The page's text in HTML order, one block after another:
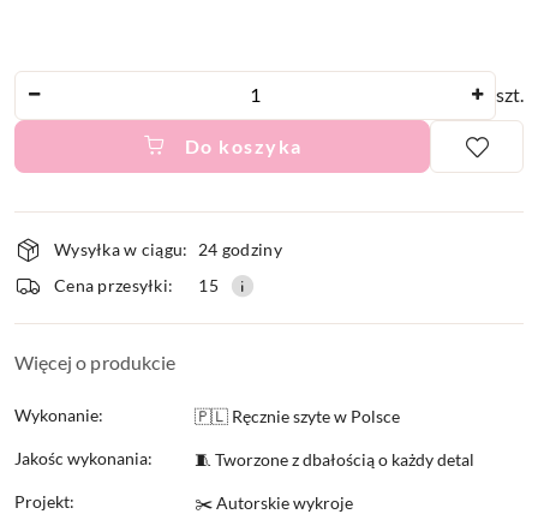
szt.
Do koszyka
i
dostawa
Wysyłka w ciągu:
24 godziny
Cena przesyłki:
15
Więcej o produkcie
Wykonanie: 🇵🇱 Ręcznie szyte w Polsce
Jakośc wykonania: 🧵 Tworzone z dbałością o każdy detal
Projekt: ✂️ Autorskie wykroje